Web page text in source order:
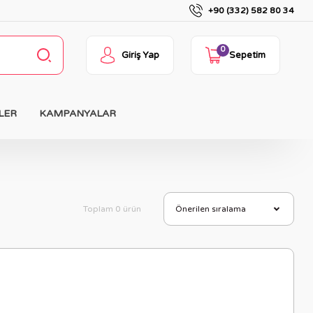
+90 (332) 582 80 34
Giriş Yap Sepetim
0
KAMPANYALAR
Toplam 0 ürün